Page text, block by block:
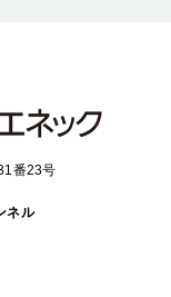
番23号
ネル